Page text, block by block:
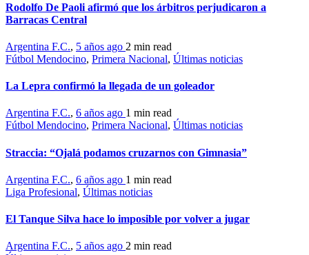
Rodolfo De Paoli afirmó que los árbitros perjudicaron a
Barracas Central
Argentina F.C., 5 años ago 2 min read
Fútbol Mendocino, Primera Nacional, Últimas noticias
La Lepra confirmó la llegada de un goleador
Argentina F.C., 6 años ago 1 min read
Fútbol Mendocino, Primera Nacional, Últimas noticias
Straccia: “Ojalá podamos cruzarnos con Gimnasia”
Argentina F.C., 6 años ago 1 min read
Liga Profesional, Últimas noticias
El Tanque Silva hace lo imposible por volver a jugar
Argentina F.C., 5 años ago 2 min read